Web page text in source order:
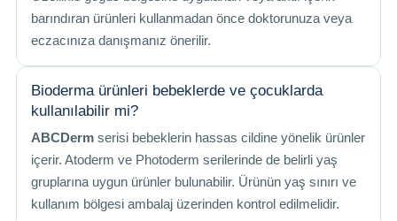
barındıran ürünleri kullanmadan önce doktorunuza veya
eczacınıza danışmanız önerilir.
Bioderma ürünleri bebeklerde ve çocuklarda
kullanılabilir mi?
ABCDerm serisi bebeklerin hassas cildine yönelik ürünler
içerir. Atoderm ve Photoderm serilerinde de belirli yaş
gruplarına uygun ürünler bulunabilir. Ürünün yaş sınırı ve
kullanım bölgesi ambalaj üzerinden kontrol edilmelidir.